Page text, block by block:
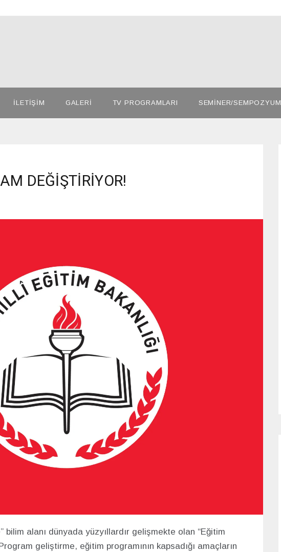
İLETİŞİM GALERİ TV PROGRAMLARI SEMİNER/SEMPOZYUM
DEĞİŞTİRİYOR!
bilim alanı dünyada yüzyıllardır gelişmekte olan “Eğitim
geliştirme, eğitim programının kapsadığı amaçların